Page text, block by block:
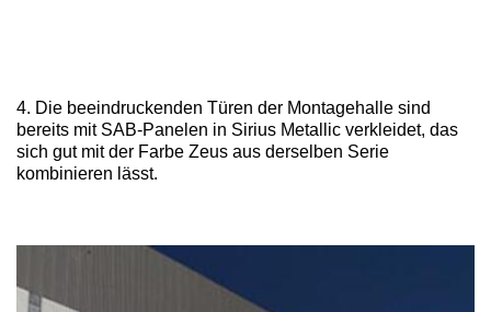
4. Die beeindruckenden Türen der Montagehalle sind
bereits mit SAB-Panelen in Sirius Metallic verkleidet, das
sich gut mit der Farbe Zeus aus derselben Serie
kombinieren lässt.